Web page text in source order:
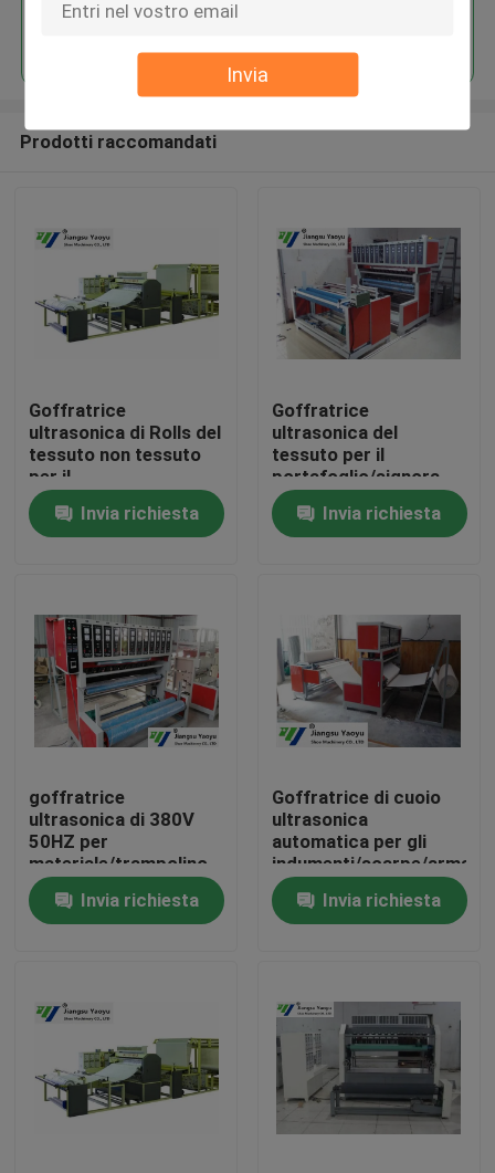
Invia
Casa
Circa noi
Giro della fabbrica
Controllo di qualità
Contattici
Macchina tagliante idraulica
Macchina tagliante della pressa idraulica
Prodotti raccomandati
Goffratrice
ultrasonica di Rolls del
tessuto non tessuto
per il
copriletto/lenzuolo
Invia richiesta
Goffratrice
ultrasonica del
tessuto per il
portafoglio/signora
Handbag/copertura
della scarpaInvia richiesta
goffratrice
ultrasonica di 380V
50HZ per
materiale/trampolino
riflettenti
Invia richiesta
Goffratrice di cuoio
ultrasonica
automatica per gli
indumenti/scarpe/
Invia richiesta